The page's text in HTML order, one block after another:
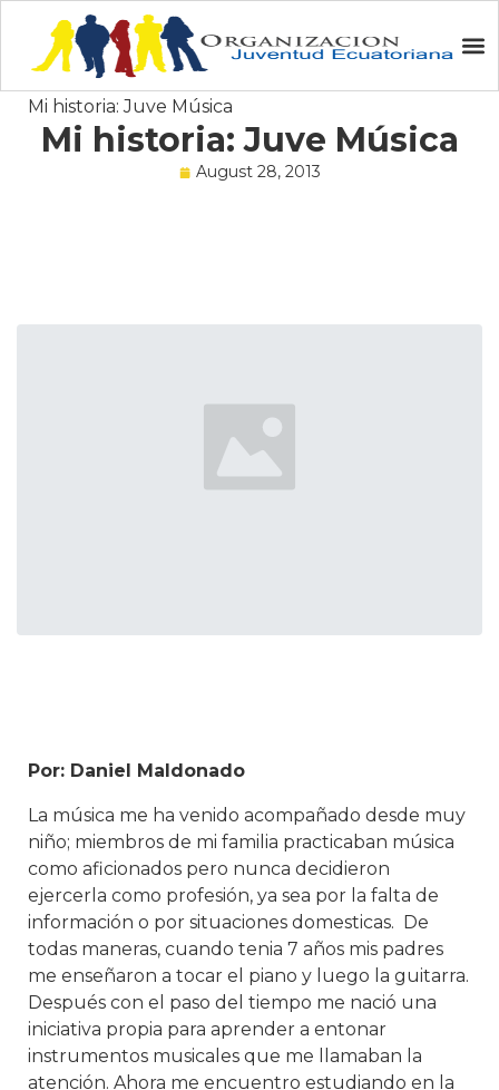
Home
BLOG de JUVE
Mi historia: Juve Música
Mi historia: Juve Música
August 28, 2013
Por: Daniel Maldonado
La música me ha venido acompañado desde muy
niño; miembros de mi familia practicaban música
como aficionados pero nunca decidieron
ejercerla como profesión, ya sea por la falta de
información o por situaciones domesticas. De
todas maneras, cuando tenia 7 años mis padres
me enseñaron a tocar el piano y luego la guitarra.
Después con el paso del tiempo me nació una
iniciativa propia para aprender a entonar
instrumentos musicales que me llamaban la
atención. Ahora me encuentro estudiando en la